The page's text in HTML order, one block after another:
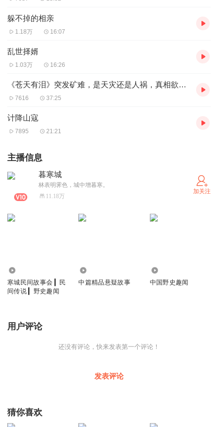
躲不掉的相亲
1.18万 16:07
乱世择婿
1.03万 16:26
《苍天有泪》突发矿难，是天灾还是人祸，真相欲盖弥彰（XIMI粉丝团畅听）
7616 37:25
计降山寇
7895 21:21
主播信息
暮寒城
林表明霁色，城中增暮寒。
11.18万
加关注
寒城民间故事会 ▎民
间传说 ▎野史趣闻
中篇精品悬疑故事 中国野史趣闻
用户评论
还没有评论，快来发表第一个评论！
发表评论
猜你喜欢